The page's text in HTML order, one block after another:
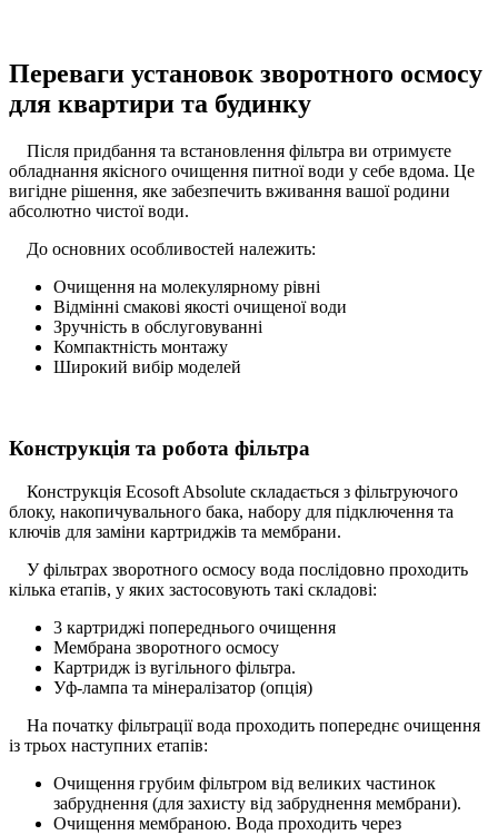
Переваги установок зворотного осмосу
для квартири та будинку
Після придбання та встановлення фільтра ви отримуєте
обладнання якісного очищення питної води у себе вдома. Це
вигідне рішення, яке забезпечить вживання вашої родини
абсолютно чистої води.
До основних особливостей належить:
Очищення на молекулярному рівні
Відмінні смакові якості очищеної води
Зручність в обслуговуванні
Компактність монтажу
Широкий вибір моделей
Конструкція та робота фільтра
Конструкція Ecosoft Absolute складається з фільтруючого
блоку, накопичувального бака, набору для підключення та
ключів для заміни картриджів та мембрани.
У фільтрах зворотного осмосу вода послідовно проходить
кілька етапів, у яких застосовують такі складові:
3 картриджі попереднього очищення
Мембрана зворотного осмосу
Картридж із вугільного фільтра.
Уф-лампа та мінералізатор (опція)
На початку фільтрації вода проходить попереднє очищення
із трьох наступних етапів:
Очищення грубим фільтром від великих частинок
забруднення (для захисту від забруднення мембрани).
Очищення мембраною. Вода проходить через